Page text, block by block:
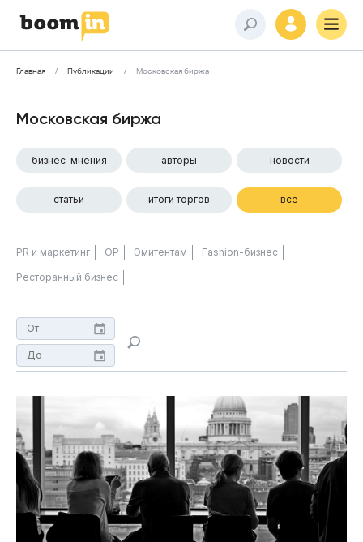
Главная Публикации Московская биржа
Московская биржа
бизнес-мнения авторы новости
статьи итоги торгов все
PR и маркетинг ОР Эмитентам Fashion-бизнес
Ресторанный бизнес